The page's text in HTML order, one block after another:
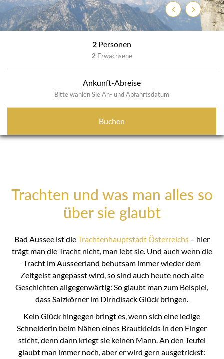
ZurückWeiter
2 Personen
2 Erwachsene
Ankunft-Abreise
Bitte wählen Sie An- und Abfahrtsdatum
Buchen
Trachten und was man alles so
über sie glaubt
Bad Aussee ist dieTrachtenhauptstadt Österreichs– hier
trägt man die Tracht nicht, man lebt sie. Und auch wenn die
Tracht im Ausseerland behutsam immer wieder dem
Zeitgeist angepasst wird, so sind auch heute noch alte
Geschichten allgegenwärtig: So glaubt man zum Beispiel,
dass Salzkörner im Dirndlsack Glück bringen.
Kein Glück hingegen bringt es, wenn sich eine ledige
Schneiderin beim Nähen eines Brautkleids in den Finger
sticht, denn dann kriegt sie keinen Mann. An den Teufel
glaubt man immer noch, aber er wird gern ausgetrickst: